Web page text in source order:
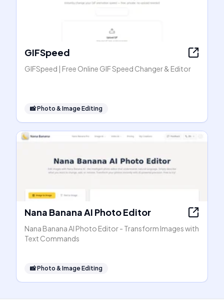
GIFSpeed
GIFSpeed | Free Online GIF Speed Changer & Editor
📸Photo & Image Editing
Nana Banana AI Photo Editor
Nana Banana AI Photo Editor - Transform Images with
Text Commands
📸Photo & Image Editing